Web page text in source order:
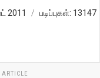
2011 படிப்புகள்: 13147
ARTICLE